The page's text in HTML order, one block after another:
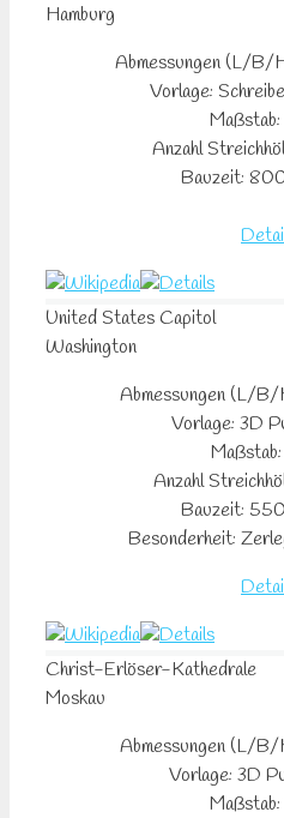
Hamburg
Abmessungen (L/
Vorlage:
Anzahl
Bauzeit:
United States Capitol
Washington
Abmessungen (L/
Vorlage: 3D
Anzahl
Bauzeit:
Besonderheit:
Christ-Erlöser-Kathedrale
Moskau
Abmessungen (L/
Vorlage: 3D